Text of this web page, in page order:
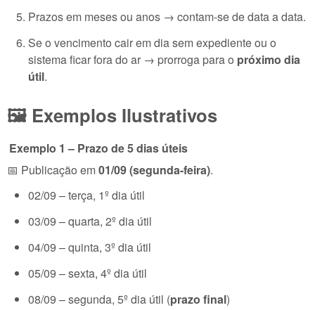
Prazos em meses ou anos → contam-se de data a data.
Se o vencimento cair em dia sem expediente ou o
sistema ficar fora do ar → prorroga para o próximo dia
útil.
🖼️ Exemplos Ilustrativos
Exemplo 1 – Prazo de 5 dias úteis
📅 Publicação em01/09 (segunda-feira).
02/09 – terça, 1º dia útil
03/09 – quarta, 2º dia útil
04/09 – quinta, 3º dia útil
05/09 – sexta, 4º dia útil
08/09 – segunda, 5º dia útil (prazo final)